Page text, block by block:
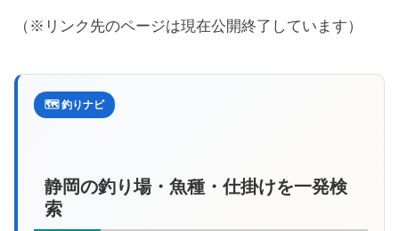
（※リンク先のページは現在公開終了しています）
🗺️ 釣りナビ
静岡の釣り場・魚種・仕掛けを一発検
索